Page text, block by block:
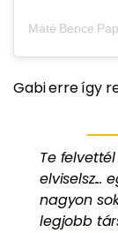
Gabi erre így
Te
elviselsz...
nagyon
legjobb